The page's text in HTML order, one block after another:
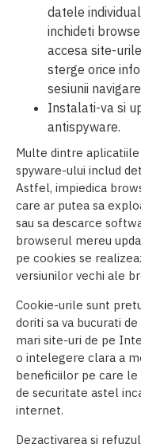
datele
inchideti
accesa site-
sterge orice
sesiunii
Instalati-va si
antispyware.
Multe dintre
spyware-ului includ
Astfel, impiedica
care ar putea sa
sau sa descarce
browserul mereu
pe cookies se
versiunilor vechi ale
Cookie-urile sunt
doriti sa va bucurati
mari site-uri de pe
o intelegere clara a
beneficiilor pe care le
de securitate astel
internet.
Dezactivarea si